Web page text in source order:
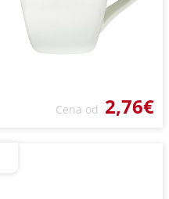
Cena od 2,76€